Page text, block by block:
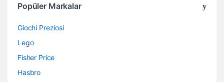
Popüler Markalar
Giochi Preziosi
Lego
Fisher Price
Hasbro